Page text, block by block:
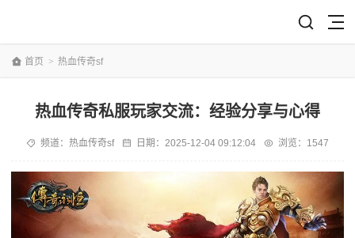
首页 > 热血传奇sf
热血传奇私服玩家交流：经验分享与心得
频道： 热血传奇sf 日期： 2025-12-04 09:12:04 浏览：1547